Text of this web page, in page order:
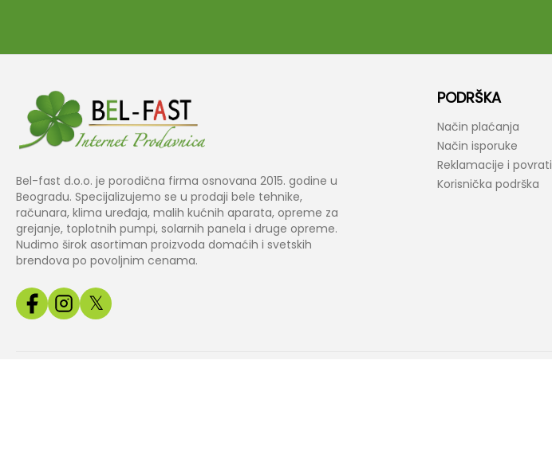
Bel-fast d.o.o. je porodična firma osnovana 2015. godine u
Beogradu. Specijalizujemo se u prodaji bele tehnike,
računara, klima uređaja, malih kućnih aparata, opreme za
grejanje, toplotnih pumpi, solarnih panela i druge opreme.
Nudimo širok asortiman proizvoda domaćih i svetskih
brendova po povoljnim cenama.
𝕏
PODRŠKA
Način plaćanja
Način isporuke
Reklamacije i povrati
Korisnička podrška